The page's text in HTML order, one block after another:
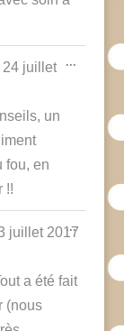
24 juillet
un
fou, en
!!
... Ouvrir/
juillet 2017
a été fait
(nous
...Ouvrir/